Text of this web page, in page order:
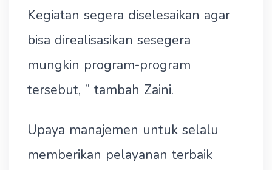
Kegiatan segera diselesaikan agar
bisa direalisasikan sesegera
mungkin program-program
tersebut, ” tambah Zaini.
Upaya manajemen untuk selalu
memberikan pelayanan terbaik